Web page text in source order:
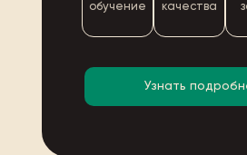
Узнать
обучение
качества